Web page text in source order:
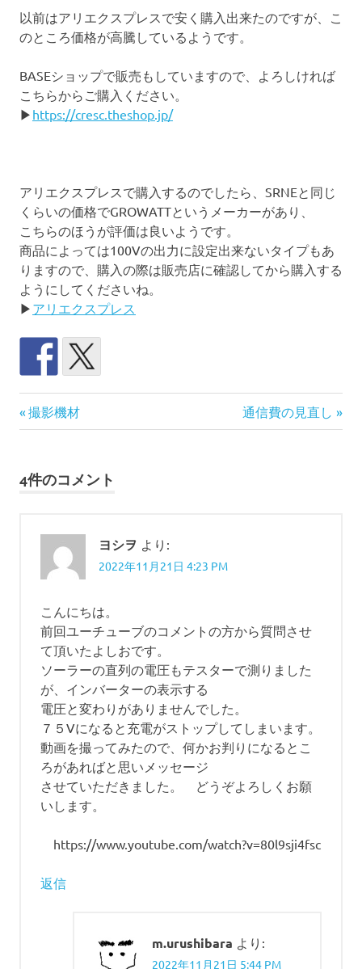
以前はアリエクスプレスで安く購入出来たのですが、こ
のところ価格が高騰しているようです。
BASEショップで販売もしていますので、よろしければ
こちらからご購入ください。
▶ https://cresc.theshop.jp/
アリエクスプレスで購入するのでしたら、SRNEと同じ
くらいの価格でGROWATTというメーカーがあり、
こちらのほうが評価は良いようです。
商品によっては100Vの出力に設定出来ないタイプもあ
りますので、購入の際は販売店に確認してから購入する
ようにしてくださいね。
▶ アリエクスプレス
デ
ュ
ラ
イ
投
ナ
ー
シ
ョ
ン
前
の
事:
撮影機材
次
の
通信費の見直し
4件のコメント
ヨシヲ より:
2022年11月21日 4:23 PM
こんにちは。
前回ユーチューブのコメントの方から質問させ
て頂いたよしおです。
ソーラーの直列の電圧もテスターで測りました
が、インバーターの表示する
電圧と変わりがありませんでした。
７５Vになると充電がストップしてしまいます。
動画を撮ってみたので、何かお判りになるとこ
ろがあればと思いメッセージ
させていただきました。 どうぞよろしくお願
いします。
https://www.youtube.com/watch?v=80l9sji4fsc
返信
m.urushibara より:
2022年11月21日 5:44 PM